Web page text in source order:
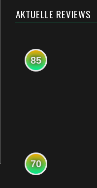
AKTUELLE REVIEWS
85
70